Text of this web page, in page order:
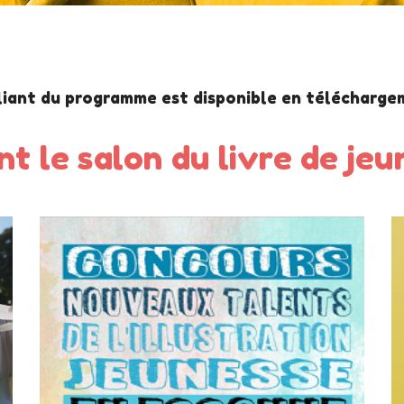
du programme est disponible en
le salon du livre de
Exposition
1er février
au
1er mars
à la médiathèque de Saint-Germain-lès-
Arpajon
En savoir plus